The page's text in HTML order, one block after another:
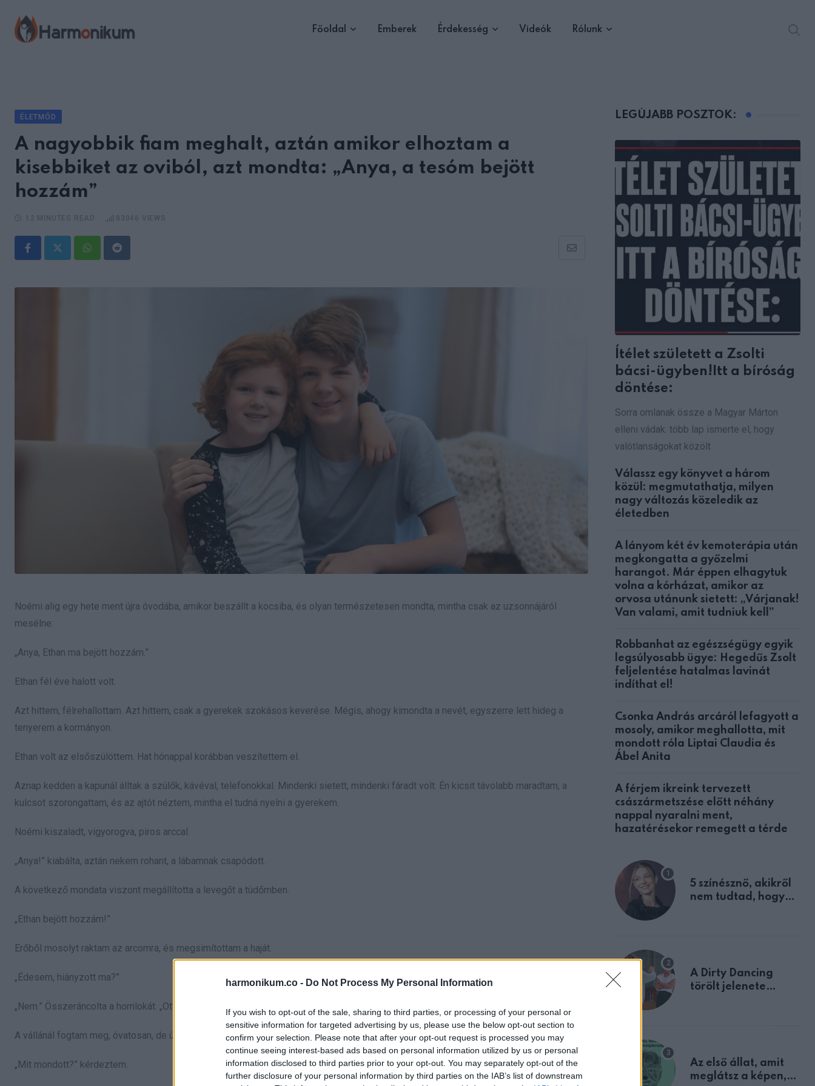
harmonikum.co - Do Not Process My Personal Information
If you wish to opt-out of the sale, sharing to third parties, or processing of your personal or
sensitive information for targeted advertising by us, please use the below opt-out section to
confirm your selection. Please note that after your opt-out request is processed you may
continue seeing interest-based ads based on personal information utilized by us or personal
information disclosed to third parties prior to your opt-out. You may separately opt-out of the
further disclosure of your personal information by third parties on the IAB’s list of downstream
content
Főoldal Emberek Érdekesség Videók Rólunk
ÉLETMÓD
A nagyobbik fiam meghalt, aztán amikor elhoztam a
kisebbiket az oviból, azt mondta: „Anya, a tesóm bejött
hozzám”
WhatsappReddit
Share
Noémi alig egy hete ment újra óvodába, amikor beszállt a kocsiba, és olyan természetesen mondta, mintha csak az uzsonnájáról
mesélne:
„Anya, Ethan ma bejött hozzám.”
Ethan fél éve halott volt.
Azt hittem, félrehallottam. Azt hittem, csak a gyerekek szokásos keverése. Mégis, ahogy kimondta a nevét, egyszerre lett hideg a
tenyerem a kormányon.
Ethan volt az elsőszülöttem. Hat hónappal korábban veszítettem el.
Aznap kedden a kapunál álltak a szülők, kávéval, telefonokkal. Mindenki sietett, mindenki fáradt volt. Én kicsit távolabb maradtam, a
kulcsot szorongattam, és az ajtót néztem, mintha el tudná nyelni a gyerekem.
Noémi kiszaladt, vigyorogva, piros arccal.
„Anya!” kiabálta, aztán nekem rohant, a lábamnak csapódott.
A következő mondata viszont megállította a levegőt a tüdőmben.
„Ethan bejött hozzám!”
Erőből mosolyt raktam az arcomra, és megsimítottam a haját.
„Édesem, hiányzott ma?”
„Nem.” Összeráncolta a homlokát. „Ott volt. Az oviban.”
A vállánál fogtam meg, óvatosan, de úgy, hogy érezzem, tényleg itt van.
„Mit mondott?” kérdeztem.
LEGÚJABB POSZTOK:
Ítélet született a Zsolti
bácsi-ügyben!Itt a bíróság
döntése:
Sorra omlanak össze a Magyar Márton
elleni vádak: több lap ismerte el, hogy
valótlanságokat közölt
Válassz egy könyvet a három
közül: megmutathatja, milyen
nagy változás közeledik az
életedben
A lányom két év kemoterápia után
megkongatta a győzelmi
harangot. Már éppen elhagytuk
volna a kórházat, amikor az
orvosa utánunk sietett: „Várjanak!
Van valami, amit tudniuk kell”
Robbanhat az egészségügy egyik
legsúlyosabb ügye: Hegedűs Zsolt
feljelentése hatalmas lavinát
indíthat el!
Csonka András arcáról lefagyott a
mosoly, amikor meghallotta, mit
mondott róla Liptai Claudia és
Ábel Anita
A férjem ikreink tervezett
császármetszése előtt néhány
nappal nyaralni ment,
hazatérésekor remegett a térde
5 színésznő, akikről
nem tudtad, hogy
A Dirty Dancing
törölt jelenete
Az első állat, amit
meglátsz a képen,